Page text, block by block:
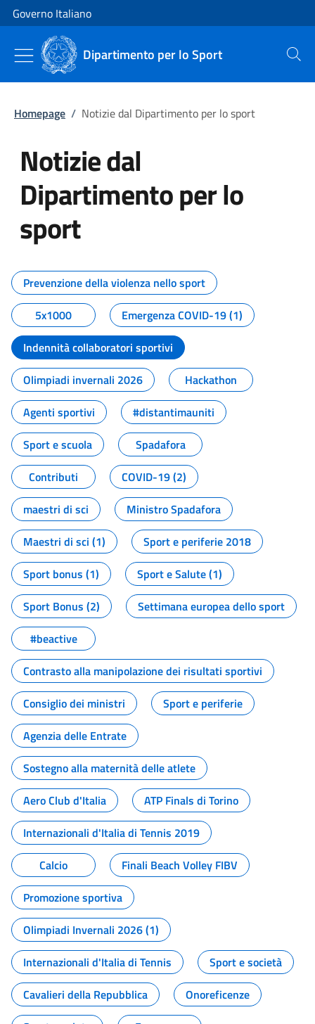
Vai al contenuto
Vai alla navigazione del sito
Governo Italiano
Dipartimento per lo Sport Cerca
Homepage / Notizie dal Dipartimento per lo sport
Notizie dal
Dipartimento per lo
sport
Tutti i contenuti della pagina
Prevenzione della violenza nello sport
5x1000
Emergenza COVID-19 (1)
Indennità collaboratori sportivi
Olimpiadi invernali 2026
Hackathon
Agenti sportivi
#distantimauniti
Sport e scuola
Spadafora
Contributi
COVID-19 (2)
maestri di sci
Ministro Spadafora
Maestri di sci (1)
Sport e periferie 2018
Sport bonus (1)
Sport e Salute (1)
Sport Bonus (2)
Settimana europea dello sport
#beactive
Contrasto alla manipolazione dei risultati sportivi
Consiglio dei ministri
Sport e periferie
Agenzia delle Entrate
Sostegno alla maternità delle atlete
Aero Club d'Italia
ATP Finals di Torino
Internazionali d'Italia di Tennis 2019
Calcio
Finali Beach Volley FIBV
Promozione sportiva
Olimpiadi Invernali 2026 (1)
Internazionali d'Italia di Tennis
Sport e società
Cavalieri della Repubblica
Onoreficenze